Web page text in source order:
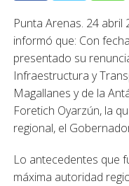
Punta Arenas. 24 abril
informó que: Con
presentado su
Infraestructura y
Magallanes y de la
Foretich Oyarzún, la
regional, el
Lo antecedentes que
máxima autoridad